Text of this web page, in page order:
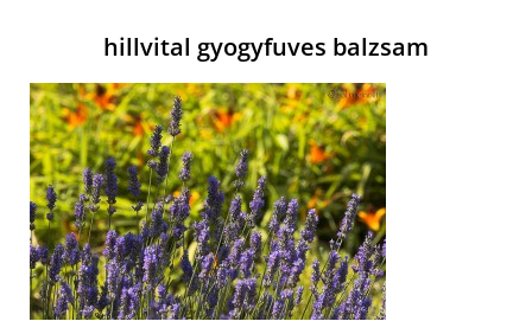
hillvital gyogyfuves balzsam